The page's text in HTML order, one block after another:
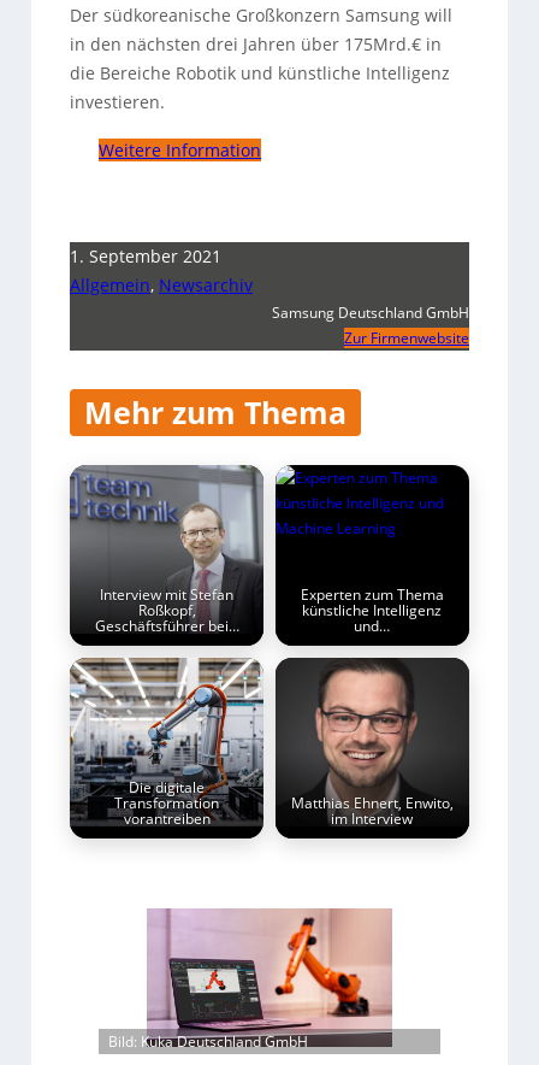
Der südkoreanische Großkonzern Samsung will
in den nächsten drei Jahren über 175Mrd.€ in
die Bereiche Robotik und künstliche Intelligenz
investieren.
Weitere Information
1. September 2021
Allgemein, Newsarchiv
Samsung Deutschland GmbH
Zur Firmenwebsite
Mehr zum Thema
Interview mit Stefan
Roßkopf,
Geschäftsführer bei…
Experten zum Thema
künstliche Intelligenz
und…
Die digitale
Transformation
vorantreiben
Matthias Ehnert, Enwito,
im Interview
Bild: Kuka Deutschland GmbH